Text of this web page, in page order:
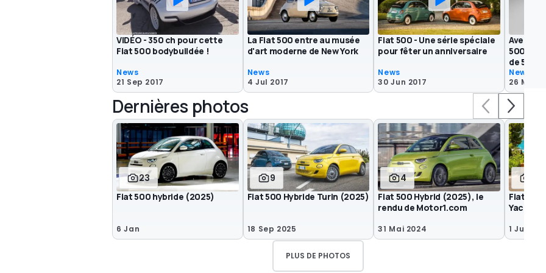
VIDÉO - 350 ch pour cette
Fiat 500 bodybuildée !
News
21 Sep 2017
La Fiat 500 entre au musée
d'art moderne de New York
News
4 Jul 2017
Fiat 500 - Une série spéciale
pour fêter un anniversaire
News
30 Jun 2017
Avez-
500
de 550
News
26 Mar
Dernières photos
23
Fiat 500 hybride (2025)
6 Jan
9
Fiat 500 Hybride Turin (2025)
18 Sep 2025
4
Fiat 500 Hybrid (2025), le
rendu de Motor1.com
31 Mai 2024
Fiat 500
Yachting
1 Jul 2021
PLUS DE PHOTOS